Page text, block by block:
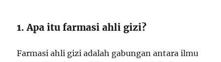
1. Apa itu farmasi ahli gizi?
Farmasi ahli gizi adalah gabungan antara ilmu